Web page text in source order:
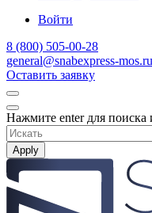
Войти
8 (800) 505-00-28
general@snabexpress-mos.ru
Оставить заявку
Нажмите enter для поиска
Apply